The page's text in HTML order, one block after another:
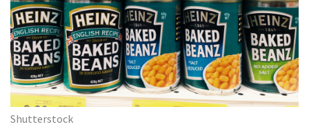
Shutterstock